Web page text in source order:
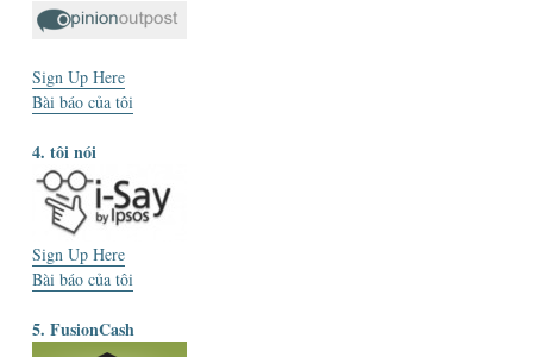
Sign Up Here
Bài báo của tôi
4. tôi nói
Sign Up Here
Bài báo của tôi
5. FusionCash